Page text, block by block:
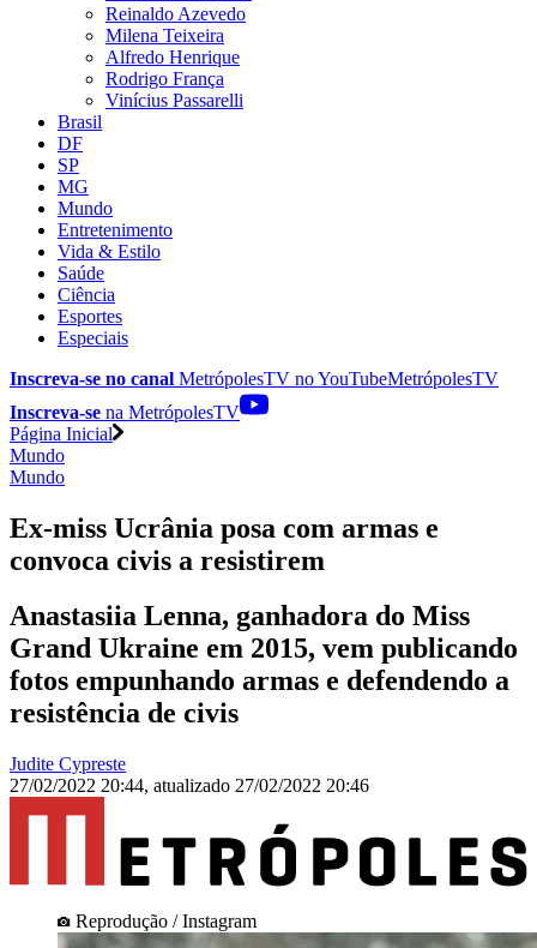
Reinaldo Azevedo
Milena Teixeira
Alfredo Henrique
Rodrigo França
Vinícius Passarelli
Brasil
DF
SP
MG
Mundo
Entretenimento
Vida & Estilo
Saúde
Ciência
Esportes
Especiais
Inscreva-se no canal MetrópolesTV noYouTubeMetrópolesTV
Inscreva-se na MetrópolesTV
Página Inicial
Mundo
Mundo
Ex-miss Ucrânia posa com armas e
convoca civis a resistirem
Anastasiia Lenna, ganhadora do Miss
Grand Ukraine em 2015, vem publicando
fotos empunhando armas e defendendo a
resistência de civis
Judite Cypreste
27/02/2022 20:44, atualizado 27/02/2022 20:46
Reprodução / Instagram